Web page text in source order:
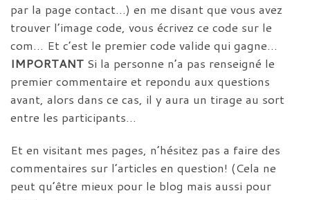
par la page contact…) en me disant que vous avez
trouver l’image code, vous écrivez ce code sur le
com… Et c’est le premier code valide qui gagne…
IMPORTANT Si la personne n’a pas renseigné le
premier commentaire et repondu aux questions
avant, alors dans ce cas, il y aura un tirage au sort
entre les participants…
Et en visitant mes pages, n’hésitez pas a faire des
commentaires sur l’articles en question! (Cela ne
peut qu’être mieux pour le blog mais aussi pour